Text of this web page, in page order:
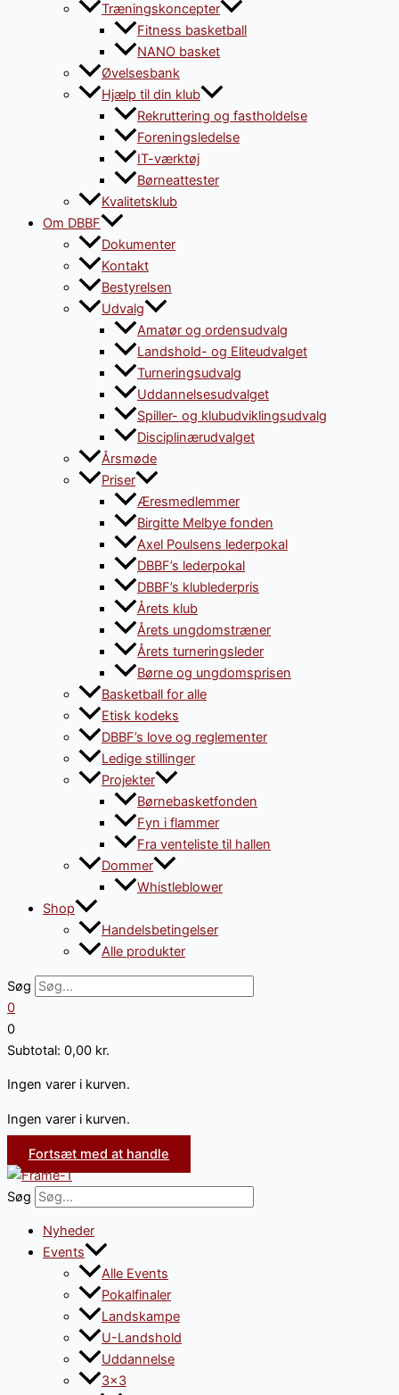
Træningskoncepter
Fitness basketball
NANO basket
Øvelsesbank
Hjælp til din klub
Rekruttering og fastholdelse
Foreningsledelse
IT-værktøj
Børneattester
Kvalitetsklub
Om DBBF
Dokumenter
Kontakt
Bestyrelsen
Udvalg
Amatør og ordensudvalg
Landshold- og Eliteudvalget
Turneringsudvalg
Uddannelsesudvalget
Spiller- og klubudviklingsudvalg
Disciplinærudvalget
Årsmøde
Priser
Æresmedlemmer
Birgitte Melbye fonden
Axel Poulsens lederpokal
DBBF’s lederpokal
DBBF’s klublederpris
Årets klub
Årets ungdomstræner
Årets turneringsleder
Børne og ungdomsprisen
Basketball for alle
Etisk kodeks
DBBF’s love og reglementer
Ledige stillinger
Projekter
Børnebasketfonden
Fyn i flammer
Fra venteliste til hallen
Dommer
Whistleblower
Shop
Handelsbetingelser
Alle produkter
Søg
0
0
Subtotal: 0,00 kr.
Ingen varer i kurven.
Ingen varer i kurven.
Fortsæt med at handle
Søg
Nyheder
Events
Alle Events
Pokalfinaler
Landskampe
U-Landshold
Uddannelse
3×3